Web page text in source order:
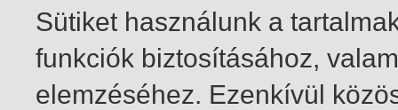
Sütiket használunk a
funkciók biztosításához,
elemzéséhez. Ezenkívül